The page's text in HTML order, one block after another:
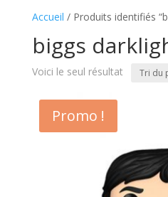
Accueil / Produits identifiés
biggs
Voici le seul résultat
Promo !